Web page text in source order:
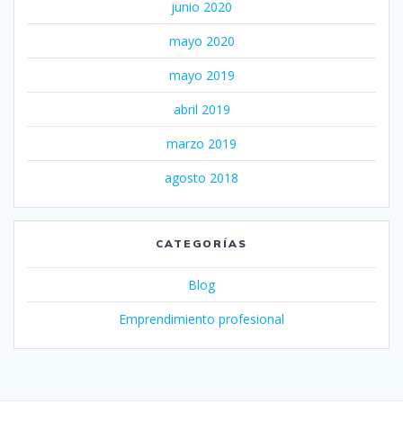
junio 2020
mayo 2020
mayo 2019
abril 2019
marzo 2019
agosto 2018
CATEGORÍAS
Blog
Emprendimiento profesional